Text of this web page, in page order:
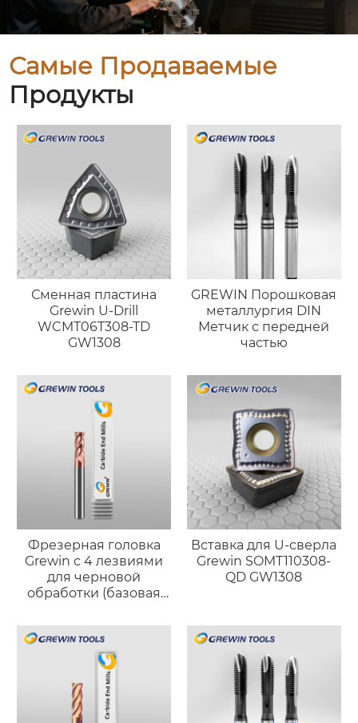
Самые Продаваемые
Продукты
Сменная пластина
Grewin U-Drill
WCMT06T308-TD
GW1308
GREWIN Порошковая
металлургия DIN
Метчик с передней
частью
Фрезерная головка
Grewin с 4 лезвиями
для черновой
обработки (базовая
Вставка для U-сверла
Grewin SOMT110308-
QD GW1308